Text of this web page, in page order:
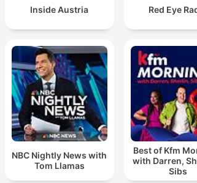
Inside Austria Red Eye
NBC Nightly News with
Tom Llamas
Best of Kfm
with Darren,
Sibs